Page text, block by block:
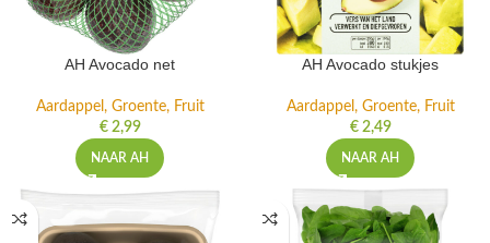
AH Avocado net
Aardappel, Groente, Fruit
€2,99
NAAR AH
AH Avocado stukjes
Aardappel, Groente, Fruit
€2,49
NAAR AH